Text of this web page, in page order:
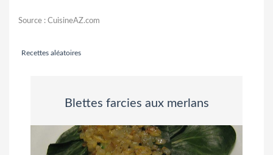
Source : CuisineAZ.com
Recettes aléatoires
Blettes farcies aux merlans